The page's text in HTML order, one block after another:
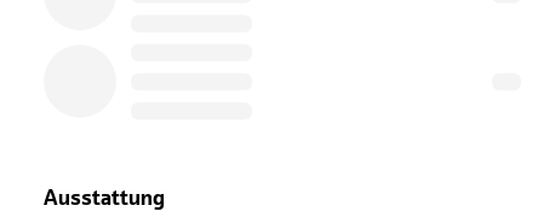
Ausstattung